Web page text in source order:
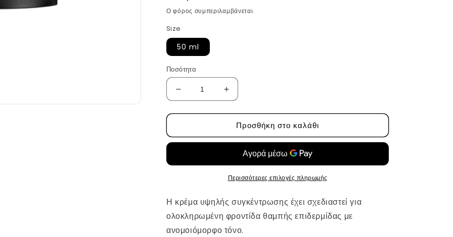
τιμή
Ο φόρος συμπεριλαμβάνεται.
Size
50 ml
Ποσότητα
Μείωση
ποσότητας
για
Υψηλής
10%
1%
C
της
Αύξηση
ποσότητας
για
Κρέμα
Υψηλής
10%
Νιασιναμίδη
1%
Βιταμίνη
C
της
Προσθήκη στο καλάθι
Περισσότερες επιλογές πληρωμής
Η κρέμα υψηλής συγκέντρωσης έχει σχεδιαστεί για
ολοκληρωμένη φροντίδα θαμπής επιδερμίδας με
ανομοιόμορφο τόνο.